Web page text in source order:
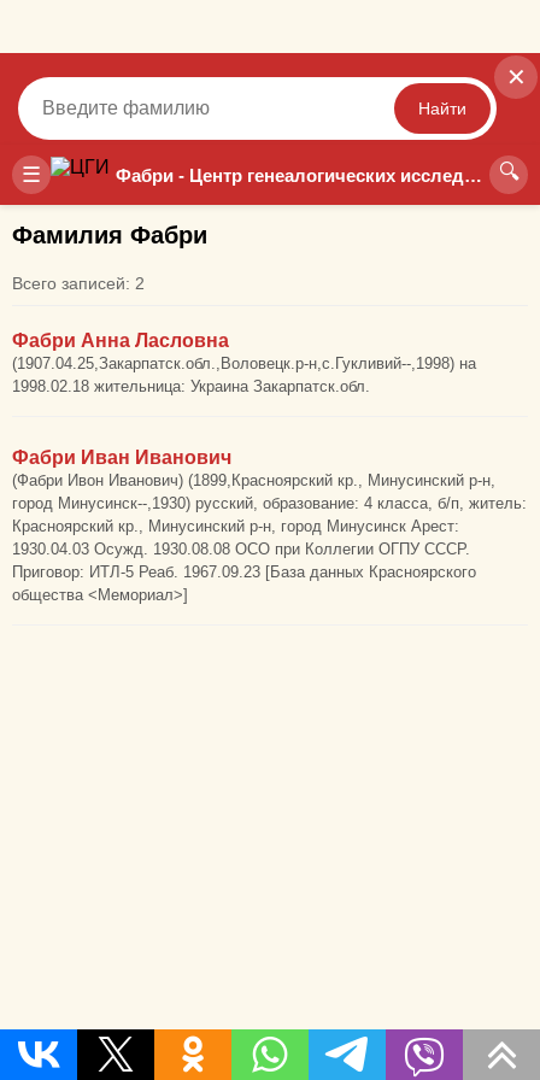
☰ Фабри - Центр генеалогических исследований 🔍
✕
Найти
Точный Неточный
Фамилия Фабри
Всего записей: 2
Фабри Анна Ласловна
(1907.04.25,Закарпатск.обл.,Воловецк.р-н,с.Гукливий--,1998) на
1998.02.18 жительница: Украина Закарпатск.обл.
Фабри Иван Иванович
(Фабри Ивон Иванович) (1899,Красноярский кр., Минусинский р-н,
город Минусинск--,1930) русский, образование: 4 класса, б/п, житель:
Красноярский кр., Минусинский р-н, город Минусинск Арест:
1930.04.03 Осужд. 1930.08.08 ОСО при Коллегии ОГПУ СССР.
Приговор: ИТЛ-5 Реаб. 1967.09.23 [База данных Красноярского
общества <Мемориал>]